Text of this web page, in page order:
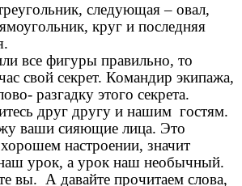
следующая – овал,
круг и последняя
все фигуры правильно, то
свой секрет. Командир экипажа,
разгадку этого секрета.
друг другу и нашим гостям.
ваши сияющие лица. Это
настроении, значит
урок, а урок наш необычный.
вы. А давайте прочитаем слова,